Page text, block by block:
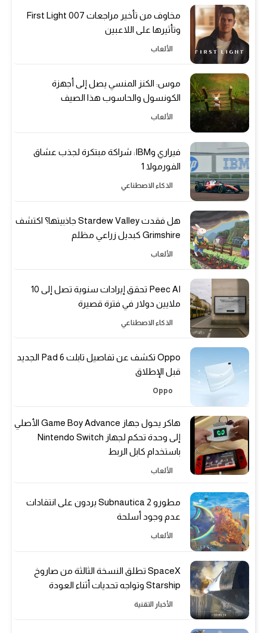
مخاوف من تأخير مراجعات 007 First Light
وتأثيرها على اللاعبين
الألعاب
موس: الكنز المنسي يصل إلى أجهزة
الكونسول والحاسوب هذا الصيف
الألعاب
فيراري وIBM: شراكة مبتكرة لجذب عشاق
الفورمولا 1
الذكاء الاصطناعي
هل فقدت Stardew Valley جاذبيتها؟ اكتشف
Grimshire كبديل زراعي مظلم
الألعاب
Peec AI تحقق إيرادات سنوية تصل إلى 10
ملايين دولار في فترة قصيرة
الذكاء الاصطناعي
Oppo تكشف عن تفاصيل تابلت Pad 6 الجديد
قبل الإطلاق
Oppo
هاكر يحول جهاز Game Boy Advance الأصلي
إلى وحدة تحكم لجهاز Nintendo Switch
باستخدام كابل الربط
الألعاب
مطورو Subnautica 2 يردون على انتقادات
عدم وجود أسلحة
الألعاب
SpaceX تطلق النسخة الثالثة من صاروخ
Starship وتواجه تحديات أثناء العودة
الأخبار التقنية